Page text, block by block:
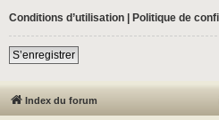
Conditions d’utilisation | Politique de
S’enregistrer
Index du forum